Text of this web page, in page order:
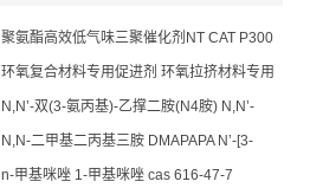
聚氨酯高效低气味三聚催化剂NT CAT P300
环氧复合材料专用促进剂 环氧拉挤材料专用
促进剂 NT EP 120
N,N’-双(3-氨丙基)-乙撑二胺(N4胺) N,N’-
Bis(3-aminopropyl)-ethylenediamine CAS
No10563-26-5
N,N-二甲基二丙基三胺 DMAPAPA N’-[3-
(dimethylamino)propyllpropane-1,3-
n-甲基咪唑 1-甲基咪唑 cas 616-47-7